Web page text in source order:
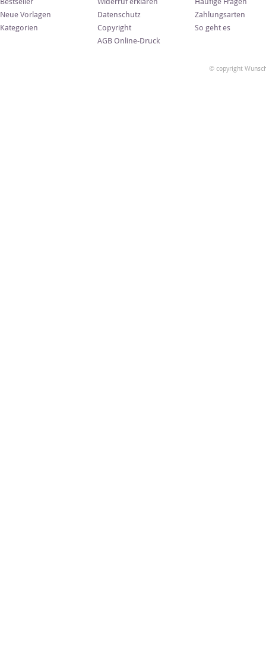
Neue Vorlagen
Kategorien
Datenschutz
Copyright
AGB Online-Druck
Zahlungsarten
So geht es
© copyright